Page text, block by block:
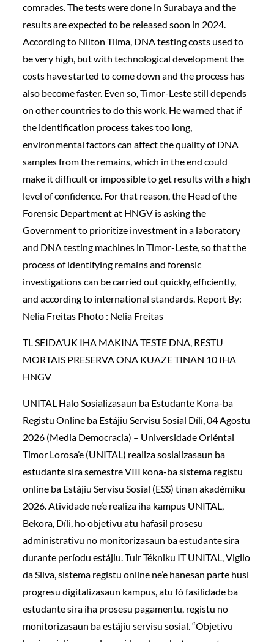
comrades. The tests were done in Surabaya and the
results are expected to be released soon in 2024.
According to Nilton Tilma, DNA testing costs used to
be very high, but with technological development the
costs have started to come down and the process has
also become faster. Even so, Timor-Leste still depends
on other countries to do this work. He warned that if
the identification process takes too long,
environmental factors can affect the quality of DNA
samples from the remains, which in the end could
make it difficult or impossible to get results with a high
level of confidence. For that reason, the Head of the
Forensic Department at HNGV is asking the
Government to prioritize investment in a laboratory
and DNA testing machines in Timor-Leste, so that the
process of identifying remains and forensic
investigations can be carried out quickly, efficiently,
and according to international standards. Report By:
Nelia Freitas Photo : Nelia Freitas
TL SEIDA’UK IHA MAKINA TESTE DNA, RESTU
MORTAIS PRESERVA ONA KUAZE TINAN 10 IHA
HNGV
UNITAL Halo Sosializasaun ba Estudante Kona-ba
Registu Online ba Estájiu Servisu Sosial Díli, 04 Agostu
2026 (Media Democracia) – Universidade Oriéntal
Timor Lorosa’e (UNITAL) realiza sosializasaun ba
estudante sira semestre VIII kona-ba sistema registu
online ba Estájiu Servisu Sosial (ESS) tinan akadémiku
2026. Atividade ne’e realiza iha kampus UNITAL,
Bekora, Díli, ho objetivu atu hafasil prosesu
administrativu no monitorizasaun ba estudante sira
durante períodu estájiu. Tuir Tékniku IT UNITAL, Vigilo
da Silva, sistema registu online ne’e hanesan parte husi
progresu digitalizasaun kampus, atu fó fasilidade ba
estudante sira iha prosesu pagamentu, registu no
monitorizasaun ba estájiu servisu sosial. “Objetivu